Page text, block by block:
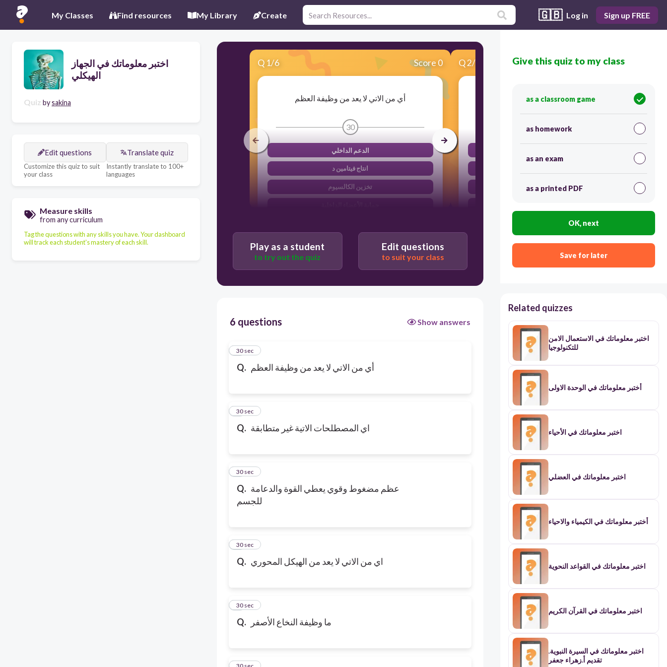
My Classes Find resources My Library Create 🇬🇧 Log in Sign up FREE
اختبر معلوماتك في الجهاز
الهيكلي
Quiz bysakina
Edit questions
Customize this quiz to suit
your class
Translate quiz
Instantly translate to 100+
languages
Measure skills
from any curriculum
Tag the questions with any skills you have. Your dashboard
will track each student's mastery of each skill.
Q 1/6 Score 0
أي من الاتي لا يعد من وظيفة العظم
30
الدعم الداخلي
انتاج فيتامين د
تخزين الكالسيوم
Q2/6 Score 0
اي المصطلحات الاتية غير متطابقة
30
الكتف -- المفصل الكروي
Play as a student
to try out the quiz
Edit questions
to suit your class
6 questions Show answers
Q. أي من الاتي لا يعد من وظيفة العظم
1
30 sec
Q. اي المصطلحات الاتية غير متطابقة
2
30 sec
Q. عظم مضغوط وقوي يعطي القوة والدعامة
للجسم
3
30 sec
Q. اي من الاتي لا يعد من الهيكل المحوري
4
30 sec
Q. ما وظيفة النخاع الأصفر
5
30 sec
6
30 sec
Give this quiz to my class
as a classroom game
as homework
as an exam
as a printed PDF
OK, next
Save for later
Related quizzes
اختبر معلوماتك في الاستعمال الامن
للتكنولوجيا
أختبر معلوماتك في الوحدة الاولى
اختبر معلوماتك في الأحياء
اختبر معلوماتك في العضلي
أختبر معلوماتك في الكيمياء والاحياء
اختبر معلوماتك في القواعد النحوية
اختبر معلوماتك في القرآن الكريم
اختبر معلوماتك في السيرة النبوية.
تقديم أ.زهراء جعفر